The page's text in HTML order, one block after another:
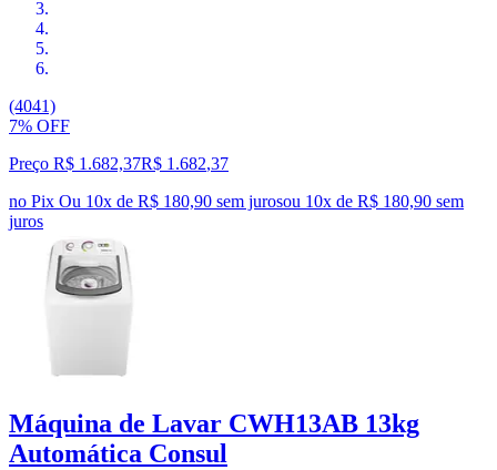
(4041)
7% OFF
Preço R$ 1.682,37R$ 1.682,37
no Pix Ou 10x de R$ 180,90 sem jurosou 10x de R$ 180,90 sem
juros
Máquina de Lavar CWH13AB 13kg
Automática Consul